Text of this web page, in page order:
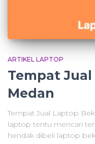
ARTIKEL LAPTOP
Tempat
Medan
Tempat Jual Laptop
laptop tentu mencari
hendak dibeli laptop